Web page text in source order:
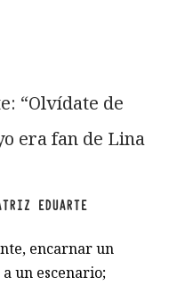
“Olvídate de
era fan de Lina
EDUARTE
encarnar un
un escenario;